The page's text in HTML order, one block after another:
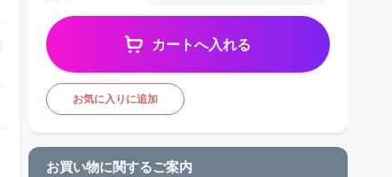
カートへ入れる
お気に入りに追加
お買い物に関するご案内